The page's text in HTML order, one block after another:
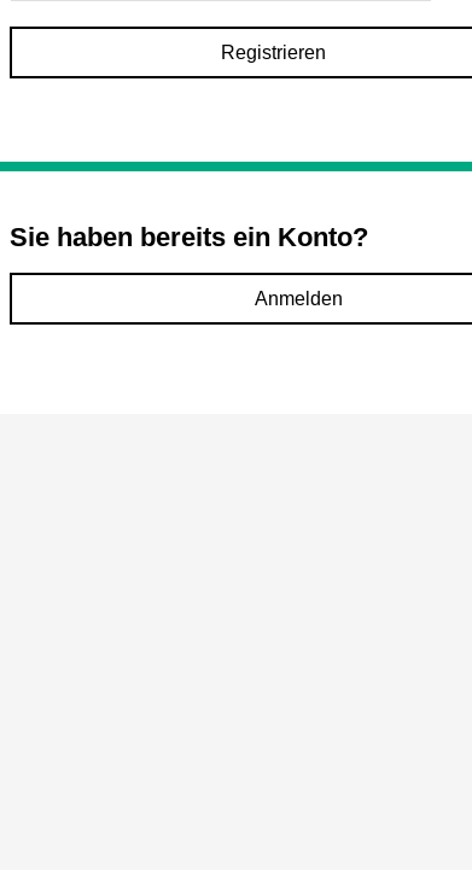
Registrieren
Sie haben bereits ein Konto?
Anmelden